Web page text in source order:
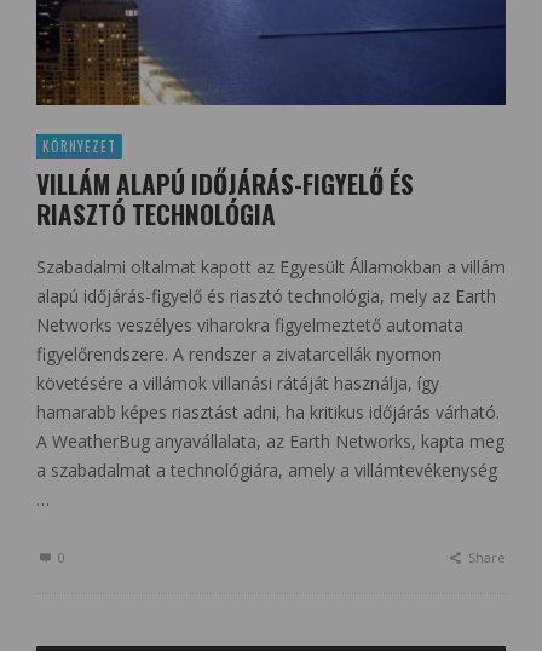
KÖRNYEZET
VILLÁM ALAPÚ IDŐJÁRÁS-FIGYELŐ ÉS
RIASZTÓ TECHNOLÓGIA
Szabadalmi oltalmat kapott az Egyesült Államokban a villám
alapú időjárás-figyelő és riasztó technológia, mely az Earth
Networks veszélyes viharokra figyelmeztető automata
figyelőrendszere. A rendszer a zivatarcellák nyomon
követésére a villámok villanási rátáját használja, így
hamarabb képes riasztást adni, ha kritikus időjárás várható.
A WeatherBug anyavállalata, az Earth Networks, kapta meg
a szabadalmat a technológiára, amely a villámtevékenység
…
0 Share